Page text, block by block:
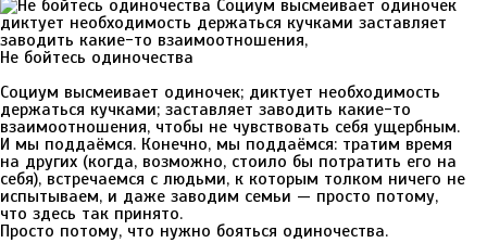
Не бойтесь одиночества
Социум высмеивает одиночек; диктует необходимость
держаться кучками; заставляет заводить какие-то
взаимоотношения, чтобы не чувствовать себя ущербным.
И мы поддаёмся. Конечно, мы поддаёмся: тратим время
на других (когда, возможно, стоило бы потратить его на
себя), встречаемся с людьми, к которым толком ничего не
испытываем, и даже заводим семьи — просто потому,
что здесь так принято.
Просто потому, что нужно бояться одиночества.